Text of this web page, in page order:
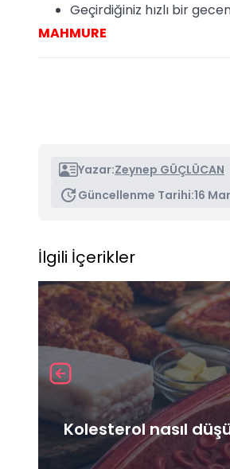
Geçirdiğiniz hızlı bir
MAHMURE
Yazar:Zeynep GÜÇLÜCAN
Güncellenme Tarihi:16
İlgili İçerikler
Kolesterol nasıl